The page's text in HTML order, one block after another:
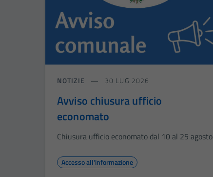
NOTIZIE 30 LUG 2026
Avviso chiusura ufficio
economato
Chiusura ufficio economato dal 10 al 25 agosto
Accesso all'informazione